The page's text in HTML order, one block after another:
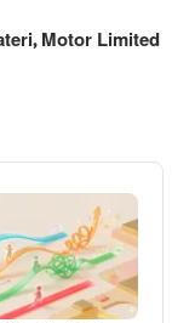
Motor Limited